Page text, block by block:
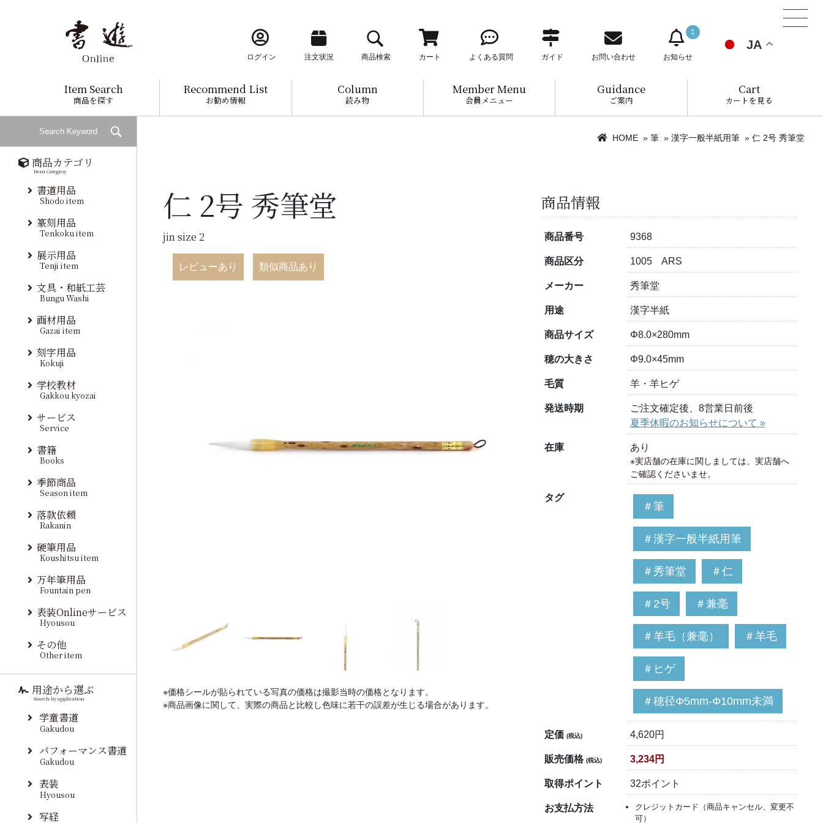
ログイン 注文状況 商品検索 カート よくある質問 ガイド お問い合わせ
1
お知らせ
JA
Item Search
商品を探す
Recommend List
お勧め情報
Column
読み物
Member Menu
会員メニュー
Guidance
ご案内
Cart
カートを見る
HOME » 筆 » 漢字一般半紙用筆 » 仁 2号 秀筆堂
仁 2号 秀筆堂
jin size 2
レビューあり 類似商品あり
※価格シールが貼られている写真の価格は撮影当時の価格となります。
※商品画像に関して、実際の商品と比較し色味に若干の誤差が生じる場合があります。
商品情報
商品番号 9368
商品区分 1005 ARS
メーカー 秀筆堂
用途 漢字半紙
商品サイズ Φ8.0×280mm
穂の大きさ Φ9.0×45mm
毛質 羊・羊ヒゲ
発送時期
ご注文確定後、8営業日前後
夏季休暇のお知らせについて »
在庫 あり
※実店舗の在庫に関しましては、実店舗へ
ご確認くださいませ。
タグ
＃筆
＃漢字一般半紙用筆
＃秀筆堂 ＃仁
＃2号 ＃兼毫
＃羊毛（兼毫） ＃羊毛
＃ヒゲ
＃穂径Φ5mm-Φ10mm未満
定価(税込) 4,620円
販売価格(税込) 3,234円
取得ポイント 32ポイント
お支払方法
クレジットカード（商品キャンセル、変更不
可）
商品カテゴリ
Item Categroy
書道用品
Shodo item
篆刻用品
Tenkoku item
展示用品
Tenji item
文具・和紙工芸
Bungu Washi
画材用品
Gazai item
刻字用品
Kokuji
学校教材
Gakkou kyozai
サービス
Service
書籍
Books
季節商品
Season item
落款依頼
Rakanin
硬筆用品
Koushitsu item
万年筆用品
Fountain pen
表装Onlineサービス
Hyousou
その他
Other item
用途から選ぶ
Search by application
学童書道
Gakudou
パフォーマンス書道
Gakudou
表装
Hyousou
写経